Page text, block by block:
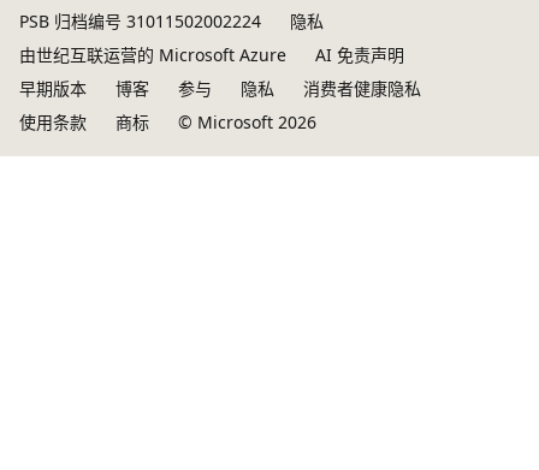
PSB 归档编号 31011502002224
隐私
由世纪互联运营的 Microsoft Azure
AI 免责声明
早期版本
博客 参与 隐私
消费者健康隐私
使用条款
商标 © Microsoft 2026